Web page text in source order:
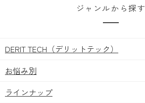
ジャンルから探す
DERIT TECH（デリットテック）
お悩み別
ラインナップ